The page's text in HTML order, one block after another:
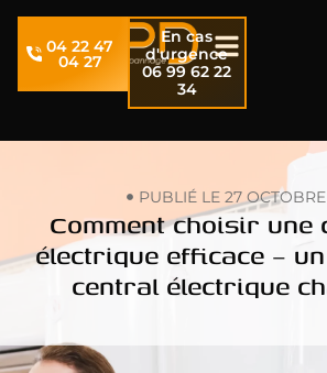
04 22 47
04 27
En cas
d'urgence
06 99 62 22
34
PUBLIÉ LE 27
Comment choisir une
électrique efficace –
central électrique